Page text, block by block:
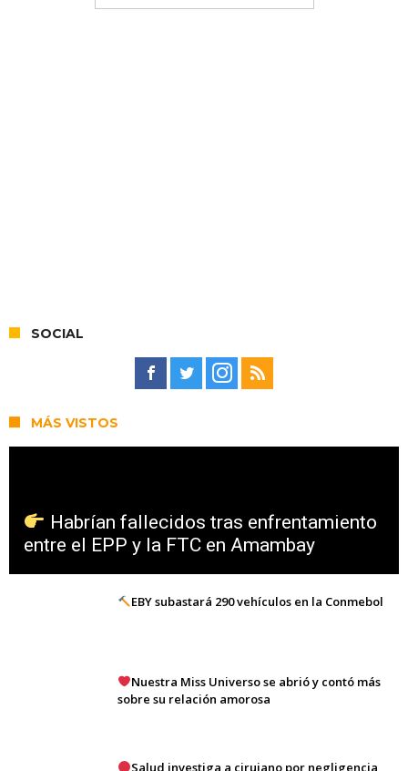
SOCIAL
MÁS VISTOS
Habrían fallecidos tras enfrentamiento
entre el EPP y la FTC en Amambay
EBY subastará 290 vehículos en la Conmebol
Nuestra Miss Universo se abrió y contó más
sobre su relación amorosa
Salud investiga a cirujano por negligencia